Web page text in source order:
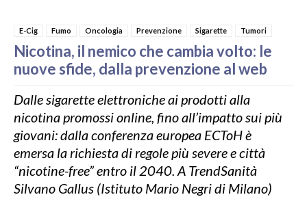
E-Cig Fumo Oncologia Prevenzione Sigarette Tumori
Nicotina, il nemico che cambia volto: le
nuove sfide, dalla prevenzione al web
Dalle sigarette elettroniche ai prodotti alla
nicotina promossi online, fino all’impatto sui più
giovani: dalla conferenza europea ECToH è
emersa la richiesta di regole più severe e città
“nicotine-free” entro il 2040. A TrendSanità
Silvano Gallus (Istituto Mario Negri di Milano)